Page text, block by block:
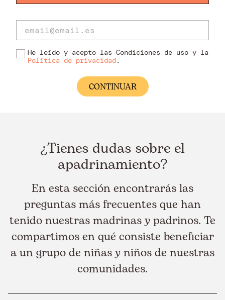
He leído y acepto las Condiciones de uso y la
Política de privacidad.
¿Tienes dudas sobre el
apadrinamiento?
En esta sección encontrarás las
preguntas más frecuentes que han
tenido nuestras madrinas y padrinos. Te
compartimos en qué consiste beneficiar
a un grupo de niñas y niños de nuestras
comunidades.